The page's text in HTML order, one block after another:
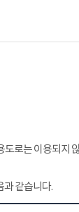
로는 이용되지
과 같습니다.